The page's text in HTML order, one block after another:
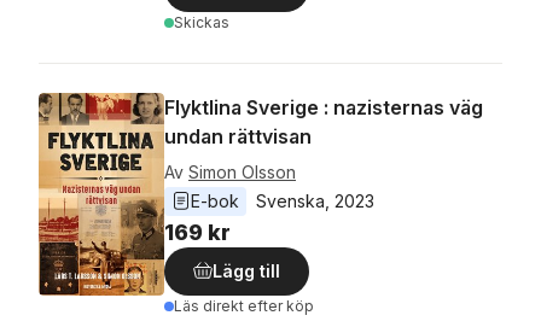
Skickas
Flyktlina Sverige : nazisternas väg
undan rättvisan
Av Simon Olsson
E-bok
Svenska 2023
169 kr
Lägg till
Läs direkt efter köp